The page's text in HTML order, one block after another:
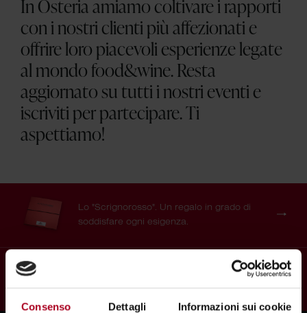
Consenso Dettagli Informazioni sui cookie
In Osteria amiamo coltivare i rapporti
con i nostri clienti più affezionati e
offrire loro piacevoli esperienze legate
al mondo food&wine. Resta
aggiornato su tutti i nostri eventi e
iscriviti per partecipare. Ti
aspettiamo!
Lo "Scrignorosso". Un regalo in grado di
soddisfare ogni esigenza.